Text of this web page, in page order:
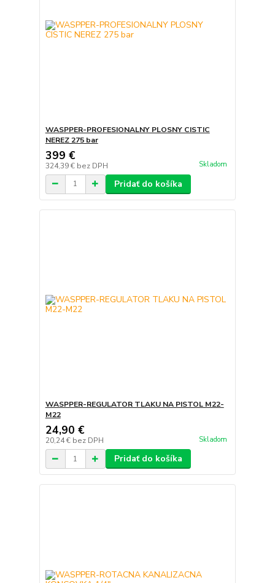
WASPPER-PROFESIONALNY PLOSNY CISTIC
NEREZ 275 bar
399 €
324,39 € bez DPH Skladom
Pridať do košíka
WASPPER-REGULATOR TLAKU NA PISTOL M22-
M22
24,90 €
20,24 € bez DPH Skladom
Pridať do košíka